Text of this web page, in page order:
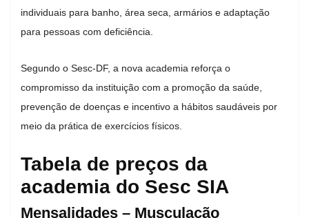
individuais para banho, área seca, armários e adaptação
para pessoas com deficiência.
Segundo o Sesc-DF, a nova academia reforça o
compromisso da instituição com a promoção da saúde,
prevenção de doenças e incentivo a hábitos saudáveis por
meio da prática de exercícios físicos.
Tabela de preços da
academia do Sesc SIA
Mensalidades – Musculação